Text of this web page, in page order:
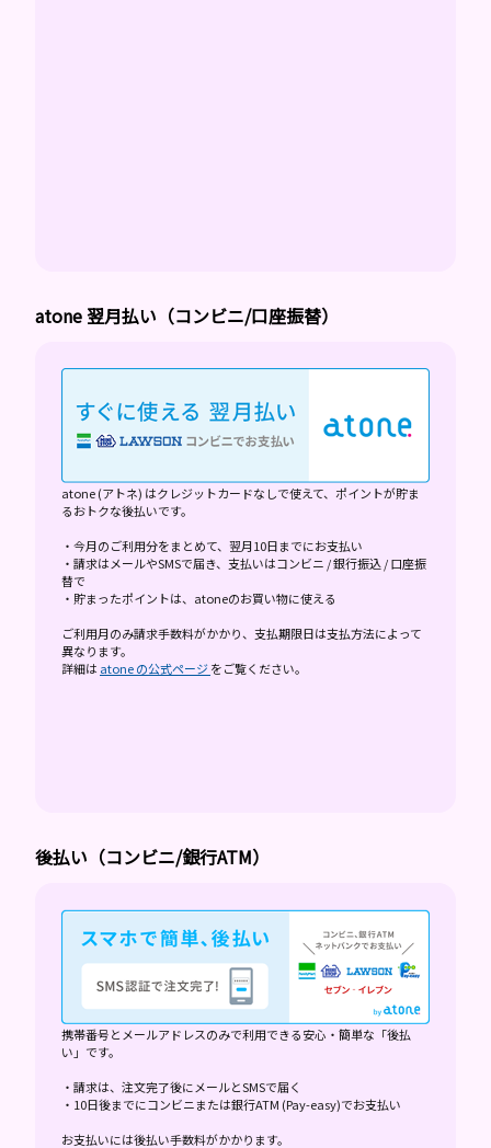
atone 翌月払い（コンビニ/口座振替）
atone (アトネ) はクレジットカードなしで使えて、ポイントが貯ま
るおトクな後払いです。
・今月のご利用分をまとめて、翌月10日までにお支払い
・請求はメールやSMSで届き、支払いはコンビニ / 銀行振込 / 口座振
替で
・貯まったポイントは、atoneのお買い物に使える
ご利用月のみ請求手数料がかかり、支払期限日は支払方法によって
異なります。
詳細は atone の公式ページをご覧ください。
後払い（コンビニ/銀行ATM）
携帯番号とメールアドレスのみで利用できる安心・簡単な「後払
い」です。
・請求は、注文完了後にメールとSMSで届く
・10日後までにコンビニまたは銀行ATM (Pay-easy)でお支払い
お支払いには後払い手数料がかかります。